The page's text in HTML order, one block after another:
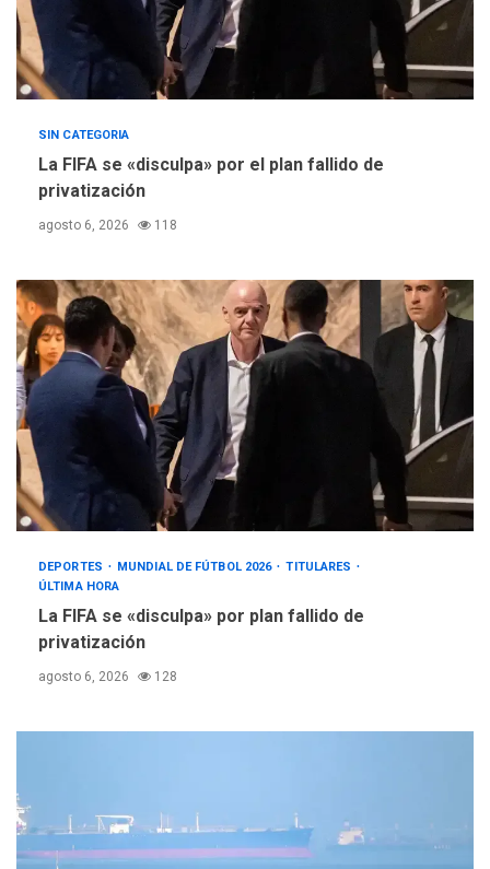
SIN CATEGORIA
La FIFA se «disculpa» por el plan fallido de
privatización
agosto 6, 2026 118
DEPORTES MUNDIAL DE FÚTBOL 2026
TITULARES
ÚLTIMA HORA
La FIFA se «disculpa» por plan fallido de
privatización
agosto 6, 2026 128